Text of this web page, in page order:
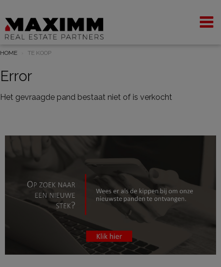
HOME TE KOOP
Error
Het gevraagde pand bestaat niet of is verkocht